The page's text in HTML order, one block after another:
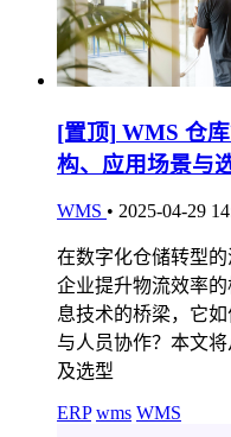
[置顶] WMS 仓
构、应用场景与
WMS • 2025-04-29
在数字化仓储转型
企业提升物流效率
息技术的桥梁，它
与人员协作？本文
及选型
ERP wms WMS